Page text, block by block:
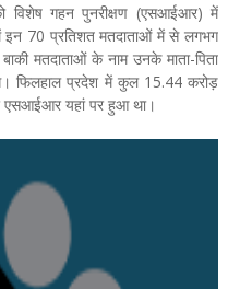
विशेष गहन पुनरीक्षण (एसआईआर) में
इन 70 प्रतिशत मतदाताओं में से लगभग
मतदाताओं के नाम उनके माता-पिता
फिलहाल प्रदेश में कुल 15.44 करोड़
एसआईआर यहां पर हुआ था।